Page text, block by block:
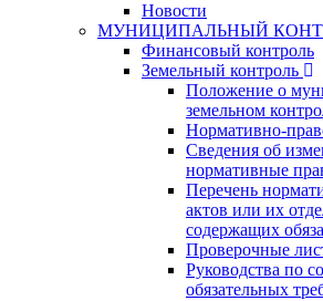
Новости
МУНИЦИПАЛЬНЫЙ
Финансовый контроль
Земельный контроль
Положение о
земельном
Нормативно-
Сведения об
нормативные
Перечень
актов или их
содержащих
Проверочные
Руководства по
обязательных